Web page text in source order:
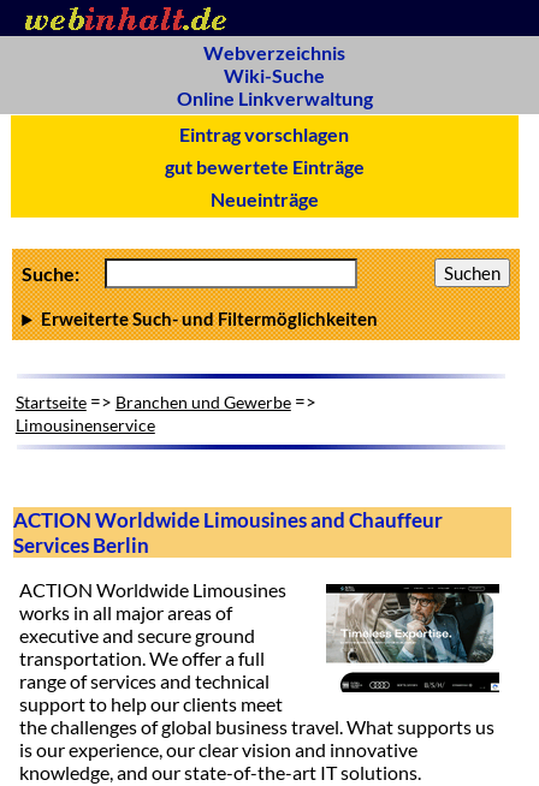
Webverzeichnis
Wiki-Suche
Online Linkverwaltung
Eintrag vorschlagen
gut bewertete Einträge
Neueinträge
Suche:
Erweiterte Such- und Filtermöglichkeiten
Startseite=> Branchen und Gewerbe=>
Limousinenservice
ACTION Worldwide Limousines and Chauffeur
Services Berlin
ACTION Worldwide Limousines
works in all major areas of
executive and secure ground
transportation. We offer a full
range of services and technical
support to help our clients meet
the challenges of global business travel. What supports us
is our experience, our clear vision and innovative
knowledge, and our state-of-the-art IT solutions.